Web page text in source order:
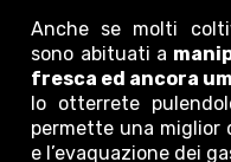
Anche se molti
sono abituati a
fresca ed ancora
lo otterrete
permette una miglior
e l’evaquazione dei